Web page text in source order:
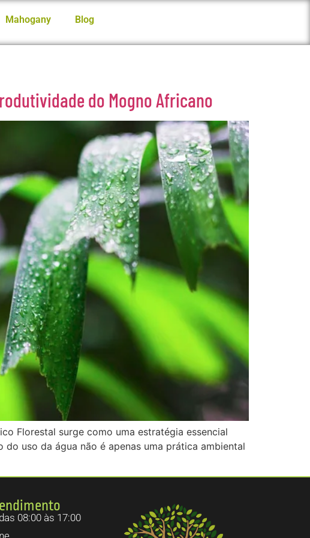
Mahogany Blog
do Mogno Africano
Florestal surge como uma estratégia essencial
uso da água não é apenas uma prática ambiental
08:00 às 17:00